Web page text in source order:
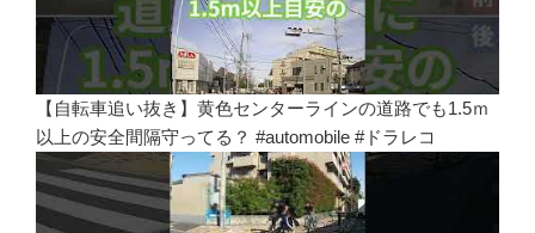
【自転車追い抜き】黄色センターラインの道路でも1.5ｍ
以上の安全間隔守ってる？ #automobile #ドラレコ